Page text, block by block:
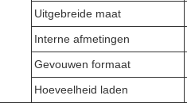
Uitgebreide maat
Interne afmetingen
Gevouwen formaat
Hoeveelheid laden